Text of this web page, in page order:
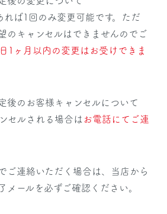
れば1回のみ変更可能です。ただ
のキャンセルはできませんのでご
1ヶ月以内の変更はお受けできま
後のお客様キャンセルについて
セルされる場合は お電話にてご連
ご連絡いただく場合は、当店から
メールを必ずご確認ください。